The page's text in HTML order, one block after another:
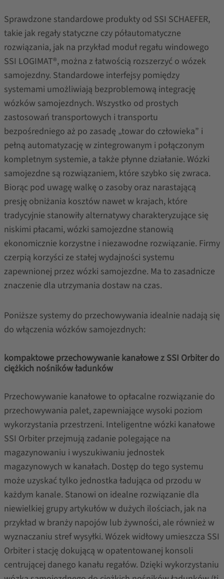
Sprawdzone standardowe produkty od SSI SCHAEFER,
takie jak regały statyczne czy półautomatyczne
rozwiązania, jak na przykład moduł regału windowego
SSI LOGIMAT®, można z łatwością rozszerzyć o wózek
samojezdny. Standardowe interfejsy pomiędzy
systemami umożliwiają bezproblemową integrację
wózków samojezdnych. Wszystko od prostych
zastosowań transportowych i transportu
bezpośredniego aż po zasadę „towar do człowieka” i
pełną automatyzację w zintegrowanym i połączonym
kompletnym systemie, a także płynne działanie. Wózki
samojezdne są rozwiązaniem, które szybko się zwraca.
Biorąc pod uwagę walkę o zasoby oraz narastającą
presję obniżania kosztów nawet w krajach, które
tradycyjnie stanowiły alternatywy charakteryzujące się
niskimi płacami, wózki samojezdne stanowią
ekonomicznie korzystne i niezawodne rozwiązanie. Firmy
czerpią korzyści ze stałej wydajności systemu
zapewnionej przez wózki samojezdne. Ma to zasadnicze
znaczenie dla utrzymania dostaw na czas.
Poniższe systemy do przechowywania idealnie nadają się
do włączenia wózków samojezdnych:
kompaktowe przechowywanie kanałowe z SSI Orbiter do
ciężkich nośników ładunków
Przechowywanie kanałowe to opłacalne rozwiązanie do
przechowywania palet, zapewniające wysoki poziom
wykorzystania przestrzeni. Inteligentne wózki kanałowe
SSI Orbiter przejmują zadanie polegające na
magazynowaniu i wyszukiwaniu jednostek
magazynowych w kanałach. Dostęp do tego systemu
może uzyskać tylko jednostka ładująca od przodu w
każdym kanale. Stanowi on idealne rozwiązanie dla
niewielkiej grupy artykułów w dużych ilościach, jak na
przykład w branży napojów lub żywności, ale również w
wyznaczaniu stref wysyłki. Wózek widłowy umieszcza SSI
Orbiter i stację dokującą w opatentowanej konsoli
centrującej danego kanału regałów. Dzięki wykorzystaniu